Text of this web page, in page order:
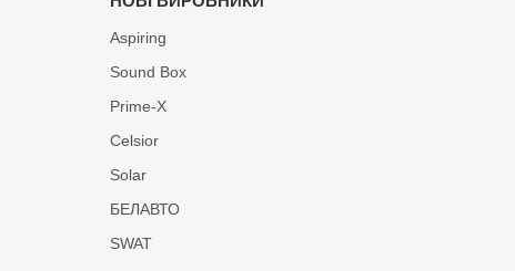
Aspiring
Sound Box
Prime-X
Celsior
Solar
БЕЛАВТО
SWAT